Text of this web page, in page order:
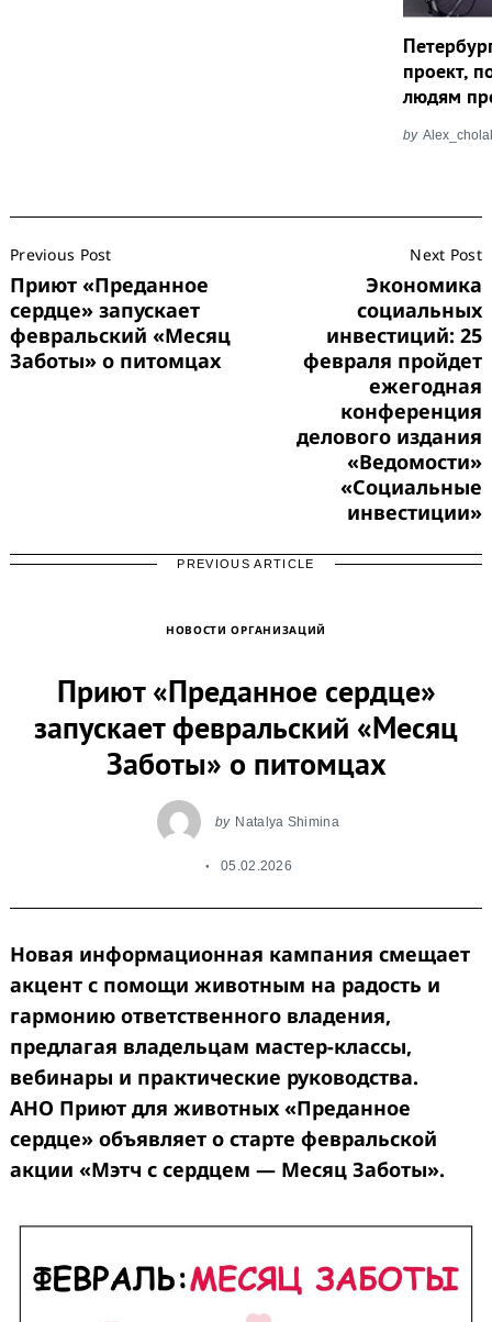
проект,
людям
by
Navigation
Previous Post
Приют «Преданное
сердце» запускает
февральский «Месяц
Заботы» о питомцах
Next Post
Экономика
социальных
инвестиций: 25
февраля пройдет
ежегодная
конференция
делового издания
«Ведомости»
«Социальные
инвестиции»
PREVIOUS ARTICLE
НОВОСТИ ОРГАНИЗАЦИЙ
Приют «Преданное сердце»
запускает февральский «Месяц
Заботы» о питомцах
by Natalya Shimina
05.02.2026
Новая информационная кампания смещает
акцент с помощи животным на радость и
гармонию ответственного владения,
предлагая владельцам мастер-классы,
вебинары и практические руководства.
АНО Приют для животных «Преданное
сердце» объявляет о старте февральской
акции «Мэтч с сердцем — Месяц Заботы».